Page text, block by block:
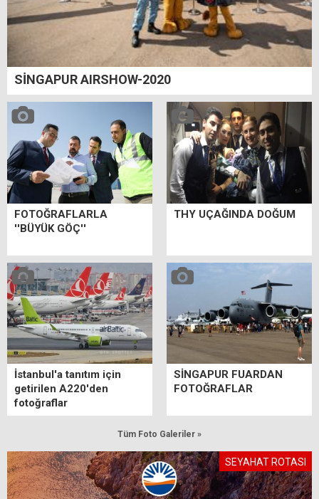
SİNGAPUR AIRSHOW-2020
FOTOĞRAFLARLA
''BÜYÜK GÖÇ''
THY UÇAĞINDA DOĞUM
İstanbul'a tanıtım için
getirilen A220'den
fotoğraflar
SİNGAPUR FUARDAN
FOTOĞRAFLAR
Tüm Foto Galeriler »
SEYAHAT ROTASI